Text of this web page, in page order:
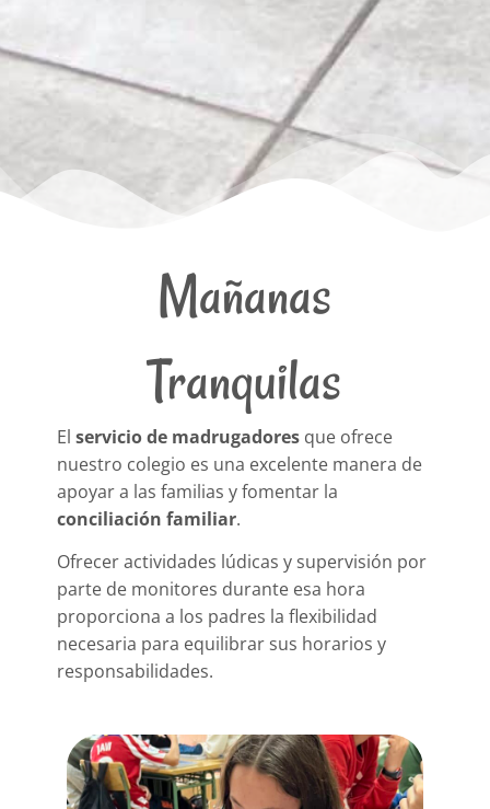
Mañanas
Tranquilas
El servicio de madrugadoresque ofrece
nuestro colegio es una excelente manera de
apoyar a las familias y fomentar la
conciliación familiar.
Ofrecer actividades lúdicas y supervisión por
parte de monitores durante esa hora
proporciona a los padres la flexibilidad
necesaria para equilibrar sus horarios y
responsabilidades.